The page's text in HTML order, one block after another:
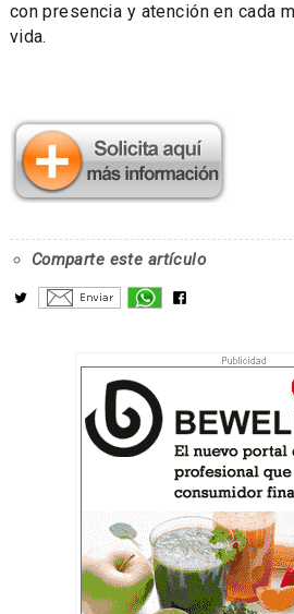
con presencia y atención en cada
vida.
Comparte este artículo